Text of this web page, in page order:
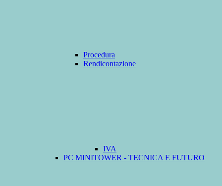
Procedura
Rendicontazione
IVA
PC MINITOWER - TECNICA E FUTURO